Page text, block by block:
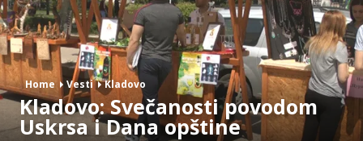
Home Vesti Kladovo
Kladovo: Svečanosti povodom
Uskrsa i Dana opštine